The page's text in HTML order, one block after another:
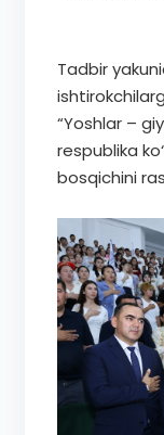
Tadbir
“Yoshlar –
respublika
bosqichini